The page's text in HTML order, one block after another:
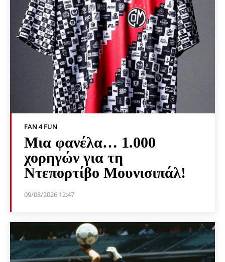
FAN 4 FUN
Μια φανέλα… 1.000
χορηγών για τη
Ντεπορτίβο Μουνισιπάλ!
09/08/2026 12:47